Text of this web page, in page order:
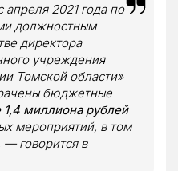
2021 года по
должностным
директора
учреждения
Томской области»
бюджетные
миллиона рублей
мероприятий, в том
— говорится в